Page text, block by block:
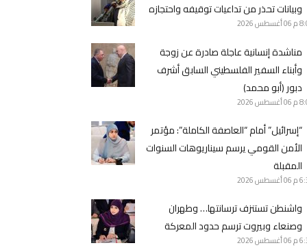
وبيانات تحذر من تداعيات توقيفه واحتجازه
م 06 أغسطس 2026
مناشدة إنسانية عاجلة صادرة عن زوجة
وأبناء السفير الفلسطيني السابق أشرف
دبور (أبو محمد)
م 06 أغسطس 2026
“إسرائيل” أمام “العاصفة الكاملة”: مؤتمر
الأمن القومي يرسم سيناريوهات السنوات
المقبلة
م 06 أغسطس 2026
واشنطن تستنزف ترسانتها… وطهران
وصنعاء وبيروت ترسم حدود المعركة
م 06 أغسطس 2026